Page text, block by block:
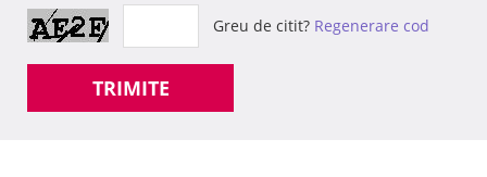
Greu de citit? Regenerare cod
TRIMITE